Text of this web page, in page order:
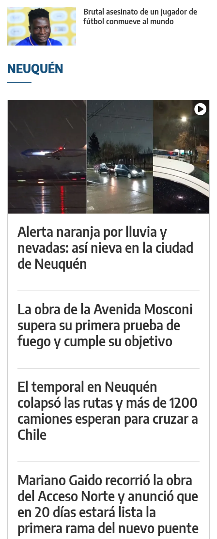
Brutal asesinato de un jugador de
fútbol conmueve al mundo
NEUQUÉN
Alerta naranja por lluvia y
nevadas: así nieva en la ciudad
de Neuquén
La obra de la Avenida Mosconi
supera su primera prueba de
fuego y cumple su objetivo
El temporal en Neuquén
colapsó las rutas y más de 1200
camiones esperan para cruzar a
Chile
Mariano Gaido recorrió la obra
del Acceso Norte y anunció que
en 20 días estará lista la
primera rama del nuevo puente